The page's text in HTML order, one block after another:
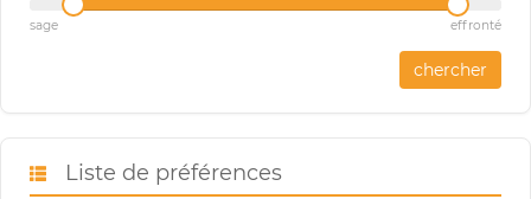
sage effronté
chercher
Liste de préférences